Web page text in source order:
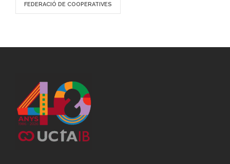
FEDERACIÓ DE COOPERATIVES